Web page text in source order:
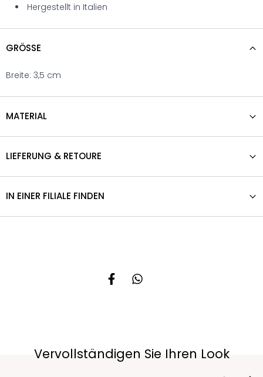
Hergestellt in Italien
GRÖSSE
Breite: 3,5 cm
MATERIAL
LIEFERUNG & RETOURE
IN EINER FILIALE FINDEN
Vervollständigen Sie Ihren Look